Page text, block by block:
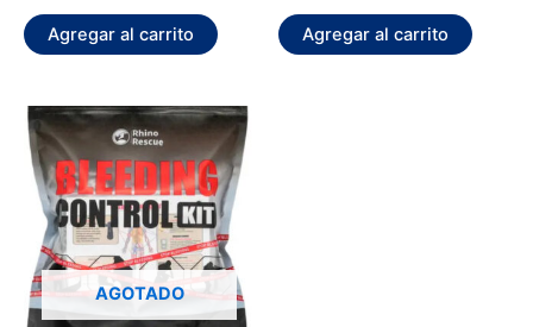
Agregar al carrito Agregar al carrito
AGOTADO